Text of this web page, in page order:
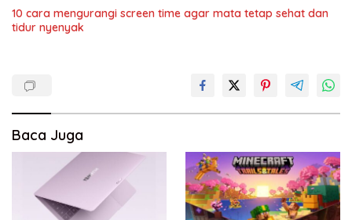
10 cara mengurangi screen time agar mata tetap sehat dan
tidur nyenyak
Baca Juga